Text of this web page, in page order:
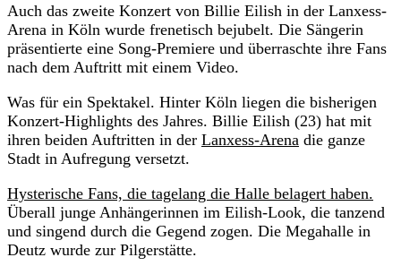
Auch das zweite Konzert von Billie Eilish in der Lanxess-
Arena in Köln wurde frenetisch bejubelt. Die Sängerin
präsentierte eine Song-Premiere und überraschte ihre Fans
nach dem Auftritt mit einem Video.
Was für ein Spektakel. Hinter Köln liegen die bisherigen
Konzert-Highlights des Jahres. Billie Eilish (23) hat mit
ihren beiden Auftritten in der Lanxess-Arena die ganze
Stadt in Aufregung versetzt.
Hysterische Fans, die tagelang die Halle belagert haben.
Überall junge Anhängerinnen im Eilish-Look, die tanzend
und singend durch die Gegend zogen. Die Megahalle in
Deutz wurde zur Pilgerstätte.